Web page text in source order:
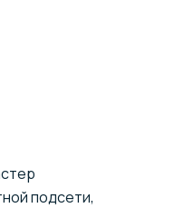
подсети,